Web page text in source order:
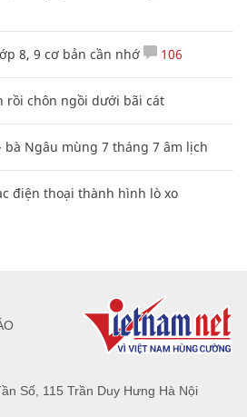
8, 9 cơ bản cần nhớ 106
rồi chôn ngồi dưới bãi cát
bà Ngâu mùng 7 tháng 7 âm lịch
điện thoại thành hình lò xo
Số, 115 Trần Duy Hưng Hà Nội